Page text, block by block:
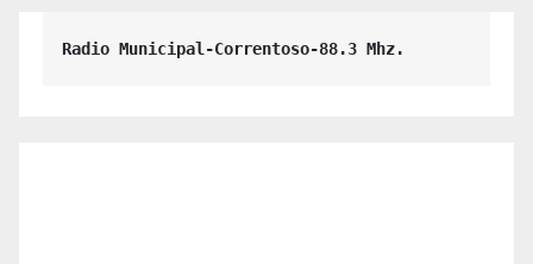
Radio Municipal-Correntoso-88.3 Mhz.